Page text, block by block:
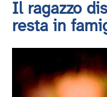
Il ragazzo
resta in